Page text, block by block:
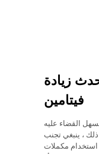
زيادة
فيتامين
القضاء عليه
، ينبغي تجنب
استخدام مكملات B12 في حالات كثرة الحمر ، أو عسر